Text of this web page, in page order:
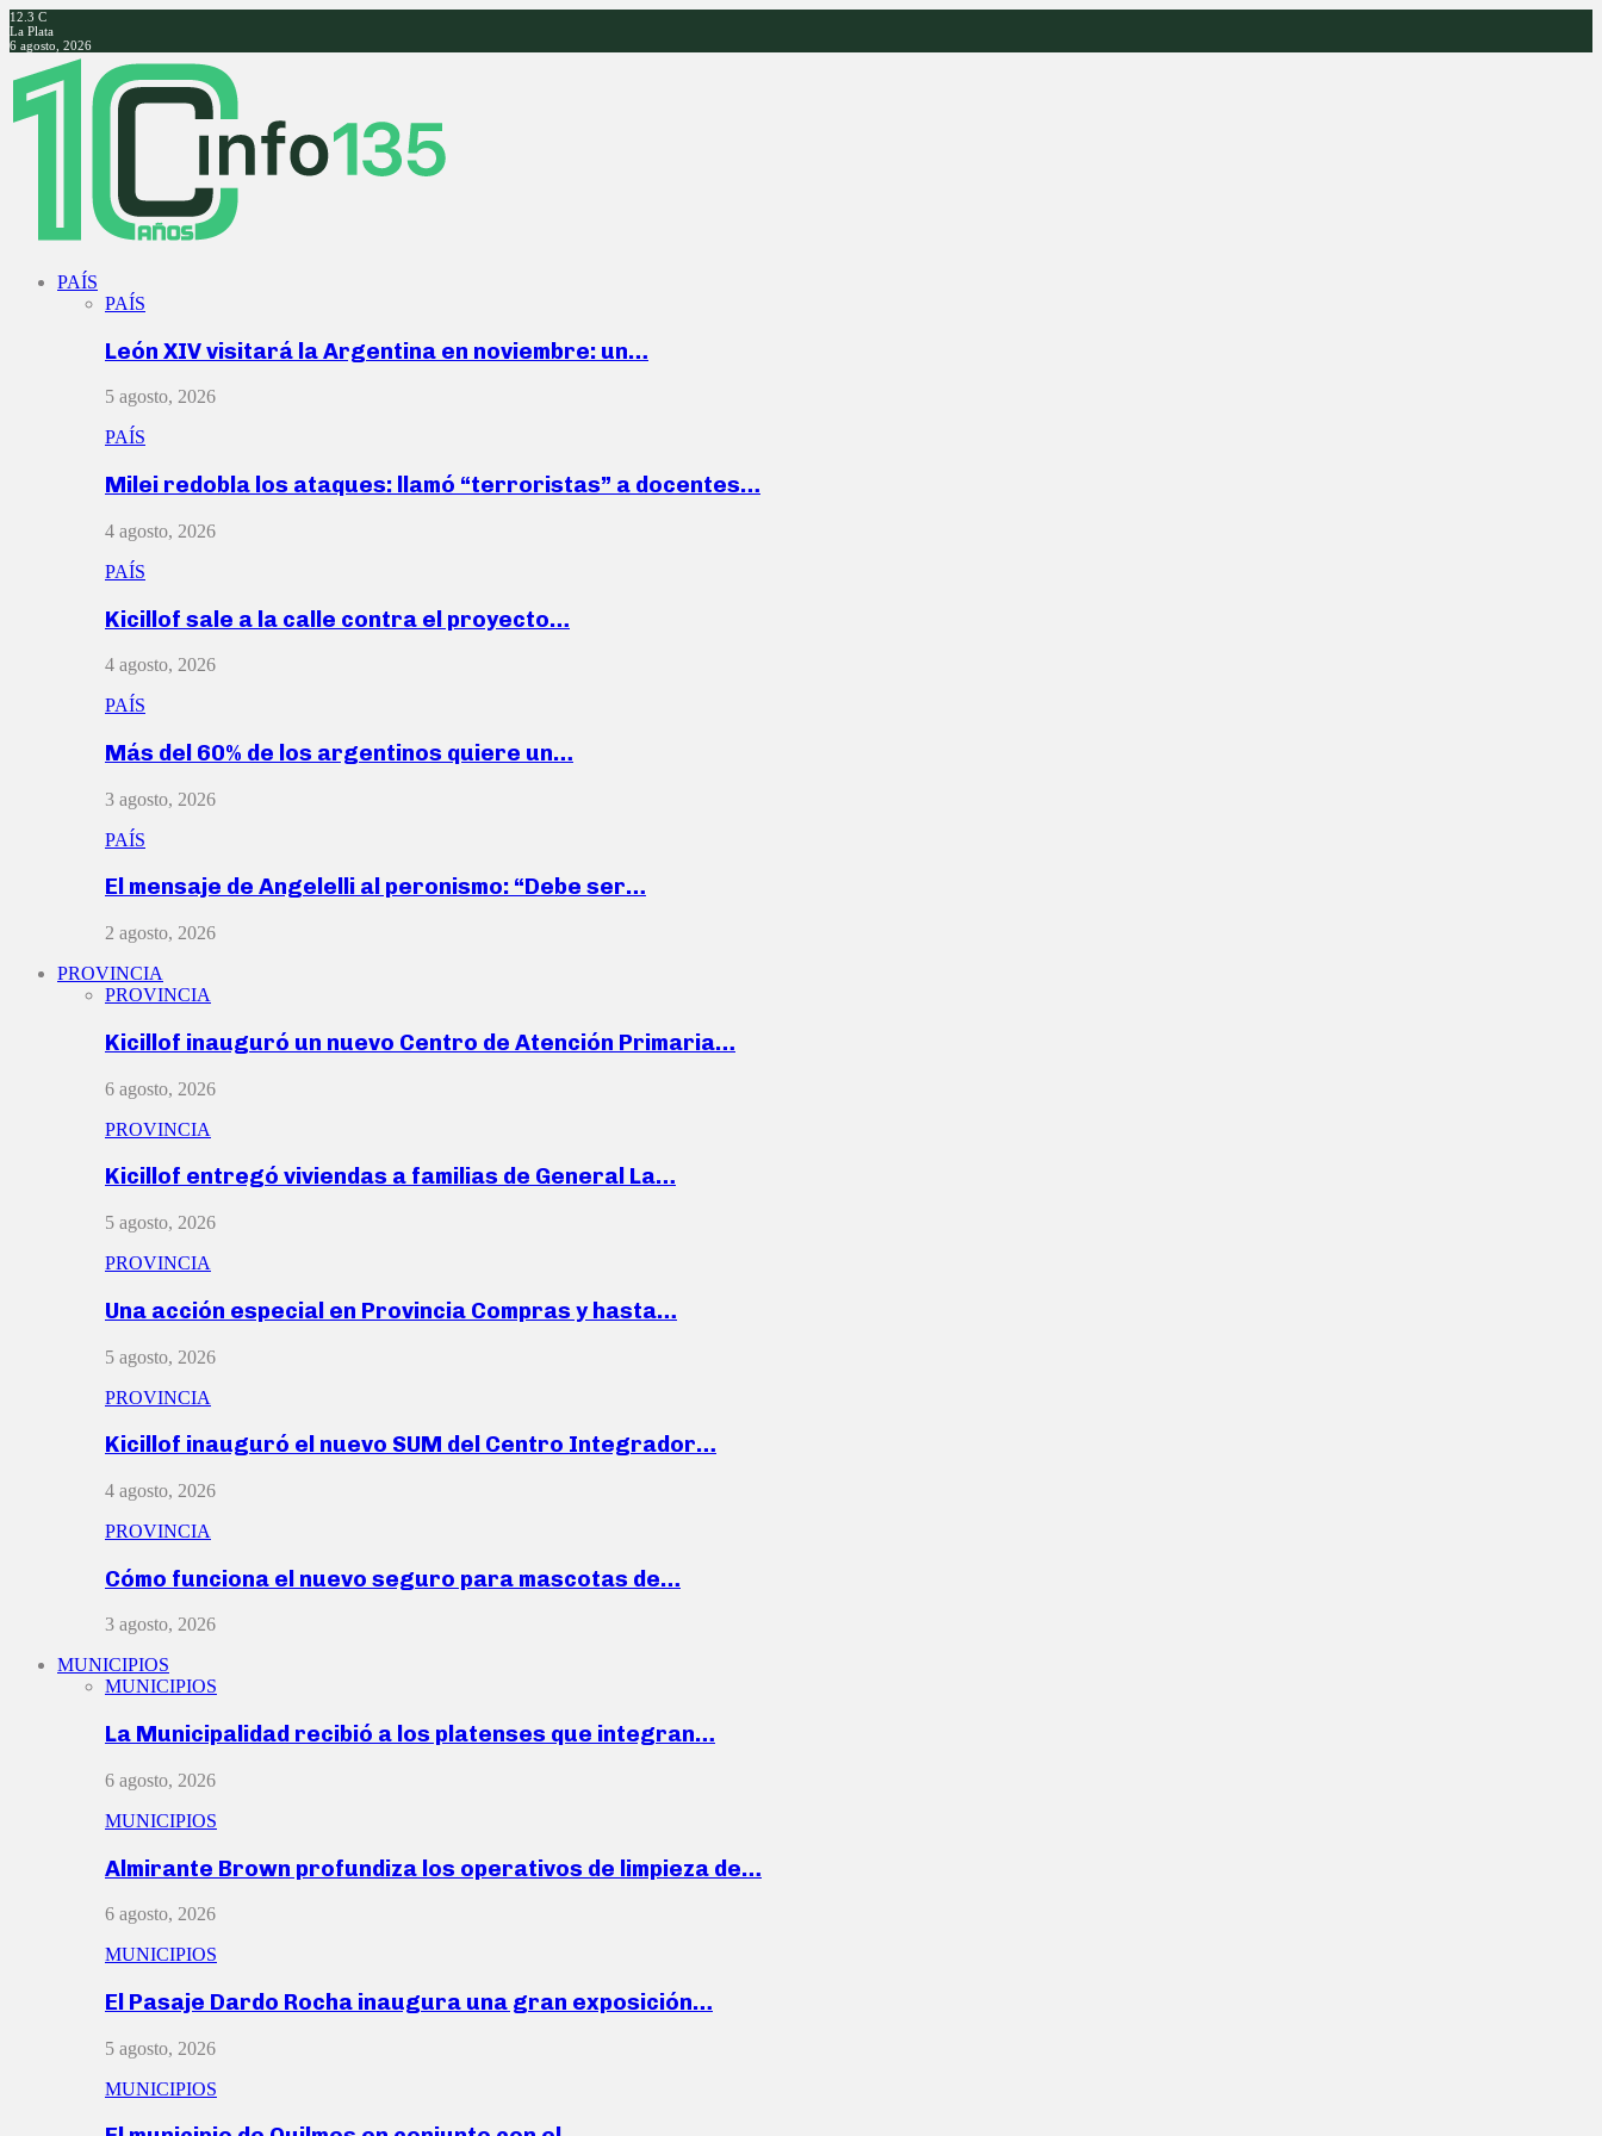
12.3 C
La Plata
6 agosto, 2026
Facebook
Twitter
Instagram
Youtube
PAÍS
PAÍS
León XIV visitará la Argentina en noviembre: un…
5 agosto, 2026
PAÍS
Milei redobla los ataques: llamó “terroristas” a docentes…
4 agosto, 2026
PAÍS
Kicillof sale a la calle contra el proyecto…
4 agosto, 2026
PAÍS
Más del 60% de los argentinos quiere un…
3 agosto, 2026
PAÍS
El mensaje de Angelelli al peronismo: “Debe ser…
2 agosto, 2026
PROVINCIA
PROVINCIA
Kicillof inauguró un nuevo Centro de Atención Primaria…
6 agosto, 2026
PROVINCIA
Kicillof entregó viviendas a familias de General La…
5 agosto, 2026
PROVINCIA
Una acción especial en Provincia Compras y hasta…
5 agosto, 2026
PROVINCIA
Kicillof inauguró el nuevo SUM del Centro Integrador…
4 agosto, 2026
PROVINCIA
Cómo funciona el nuevo seguro para mascotas de…
3 agosto, 2026
MUNICIPIOS
MUNICIPIOS
La Municipalidad recibió a los platenses que integran…
6 agosto, 2026
MUNICIPIOS
Almirante Brown profundiza los operativos de limpieza de…
6 agosto, 2026
MUNICIPIOS
El Pasaje Dardo Rocha inaugura una gran exposición…
5 agosto, 2026
MUNICIPIOS